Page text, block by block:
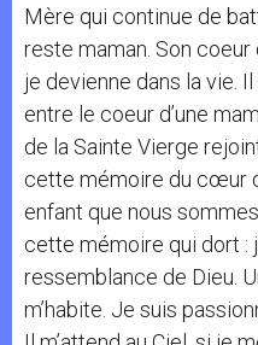
Mère qui continue de
reste maman. Son coeur
je devienne dans la vie.
entre le coeur d’une
de la Sainte Vierge
cette mémoire du cœur
enfant que nous
cette mémoire qui dort :
ressemblance de Dieu.
m’habite. Je suis